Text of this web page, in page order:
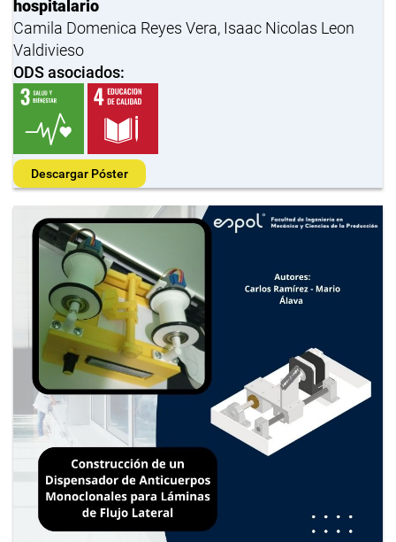
hospitalario
Camila Domenica Reyes Vera, Isaac Nicolas Leon
Valdivieso
ODS asociados:
Descargar Póster